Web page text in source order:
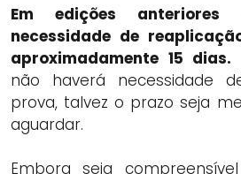
Em edições
necessidade de
aproximadamente 15 dias.
não haverá necessidade
prova, talvez o prazo seja
aguardar.
Embora seja